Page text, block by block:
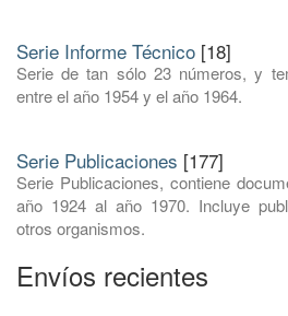
Serie Informe Técnico [18]
Serie de tan sólo 23 números, y
entre el año 1954 y el año 1964.
Serie Publicaciones [177]
Serie Publicaciones, contiene
año 1924 al año 1970. Incluye
otros organismos.
Envíos recientes